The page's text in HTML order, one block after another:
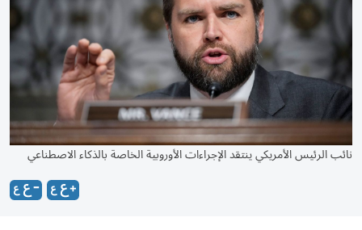
نائب الرئيس الأمريكي ينتقد الإجراءات الأوروبية الخاصة بالذكاء الاصطناعي